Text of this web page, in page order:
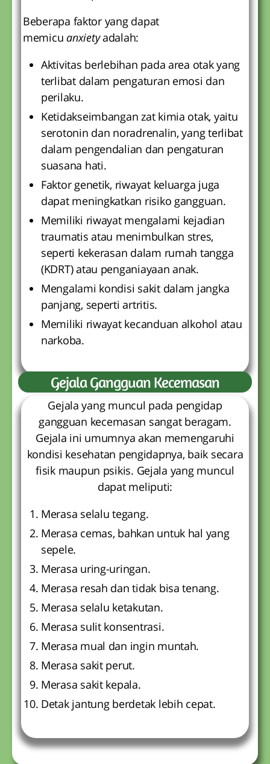
Beberapa faktor yang dapat
memicuanxietyadalah:
Aktivitas berlebihan pada area otak yang
terlibat dalam pengaturan emosi dan
perilaku.
Ketidakseimbangan zat kimia otak, yaitu
serotonin dan noradrenalin, yang terlibat
dalam pengendalian dan pengaturan
suasana hati.
Faktor genetik, riwayat keluarga juga
dapat meningkatkan risiko gangguan.
Memiliki riwayat mengalami kejadian
traumatis atau menimbulkan stres,
seperti kekerasan dalam rumah tangga
(KDRT) atau penganiayaan anak.
Mengalami kondisi sakit dalam jangka
panjang, seperti artritis.
Memiliki riwayat kecanduan alkohol atau
narkoba.
Gejala Gangguan Kecemasan
Gejala yang muncul pada pengidap
gangguan kecemasan sangat beragam.
Gejala ini umumnya akan memengaruhi
kondisi kesehatan pengidapnya, baik secara
fisik maupun psikis. Gejala yang muncul
dapat meliputi:
Merasa selalu tegang.
Merasa cemas, bahkan untuk hal yang
sepele.
Merasa uring-uringan.
Merasa resah dan tidak bisa tenang.
Merasa selalu ketakutan.
Merasa sulit konsentrasi.
Merasa mual dan ingin muntah.
Merasa sakit perut.
Merasa sakit kepala.
Detak jantung berdetak lebih cepat.